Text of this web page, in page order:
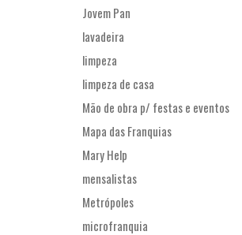
Jovem Pan
lavadeira
limpeza
limpeza de casa
Mão de obra p/ festas e eventos
Mapa das Franquias
Mary Help
mensalistas
Metrópoles
microfranquia